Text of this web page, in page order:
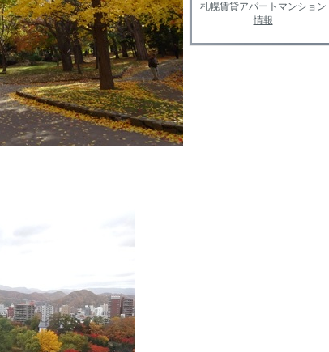
札幌賃貸アパートマンション
情報